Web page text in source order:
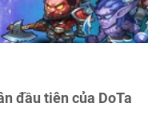
đầu tiên của DoTa